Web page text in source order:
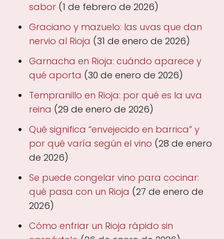
sabor (1 de febrero de 2026)
Graciano y mazuelo: las uvas que dan
nervio al Rioja (31 de enero de 2026)
Garnacha en Rioja: cuándo aparece y
qué aporta (30 de enero de 2026)
Tempranillo en Rioja: por qué es la uva
reina (29 de enero de 2026)
Qué significa “envejecido en barrica” y
por qué varía según el vino (28 de enero
de 2026)
Se puede congelar vino para cocinar:
qué pasa con un Rioja (27 de enero de
2026)
Cómo enfriar un Rioja rápido sin